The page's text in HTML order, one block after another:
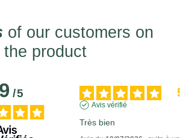
of our customers on
the product
/5
Avis vérifié
Très bien